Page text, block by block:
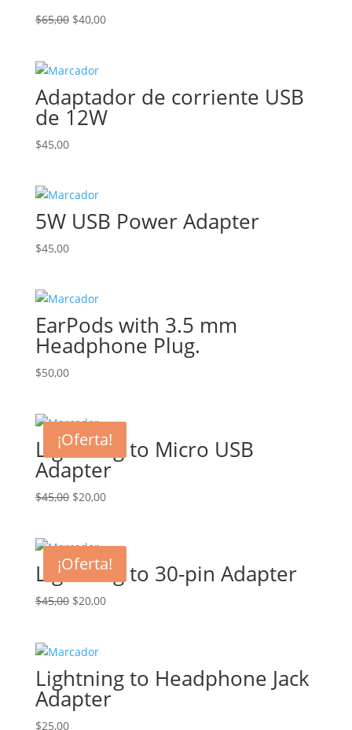
$65,00 El
era:
$65,00.
$40,00El
$40,00.
Adaptador de corriente USB
de 12W
$45,00
5W USB Power Adapter
$45,00
EarPods with 3.5 mm
Headphone Plug.
$50,00
¡Oferta!
Lightning to Micro USB
Adapter
$45,00 El
era:
$45,00.
$20,00El
es:
$20,00.
¡Oferta!
Lightning to 30-pin Adapter
$45,00 El
era:
$45,00.
$20,00El
$20,00.
Lightning to Headphone Jack
Adapter
$25,00